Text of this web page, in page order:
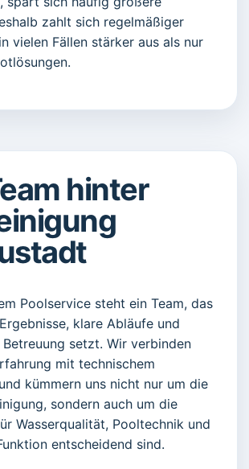
zahlt sich regelmäßiger
vielen Fällen stärker aus als nur
hinter
Poolservice steht ein Team, das
klare Abläufe und
setzt. Wir verbinden
mit technischem
kümmern uns nicht nur um die
sondern auch um die
Wasserqualität, Pooltechnik und
entscheidend sind.